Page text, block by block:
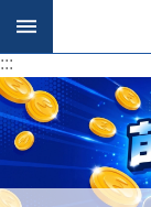
跳到主要內容區塊
:::
:::